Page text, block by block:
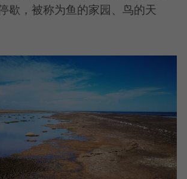
歇，被称为鱼的家园、鸟的天